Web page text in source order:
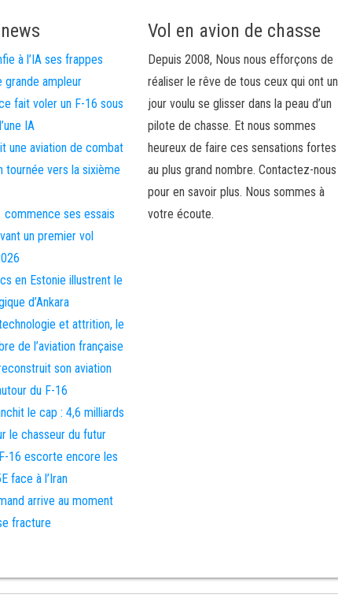
à l’IA ses frappes
grande ampleur
fait voler un F-16 sous
IA
une aviation de combat
tournée vers la sixième
commence ses essais
un premier vol
en Estonie illustrent le
d’Ankara
et attrition, le
de l’aviation française
son aviation
du F-16
le cap : 4,6 milliards
le chasseur du futur
16 escorte encore les
face à l’Iran
arrive au moment
fracture
Vol en avion de chasse
Depuis 2008, Nous nous efforçons de
réaliser le rêve de tous ceux qui ont un
jour voulu se glisser dans la peau d’un
pilote de chasse. Et nous sommes
heureux de faire ces sensations fortes
au plus grand nombre. Contactez-nous
pour en savoir plus. Nous sommes à
votre écoute.